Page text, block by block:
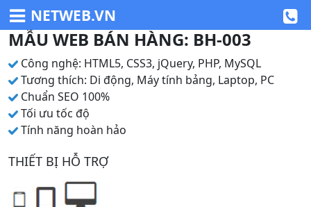
NETWEB.VN
MẪU WEB BÁN HÀNG: BH-003
Công nghệ: HTML5, CSS3, jQuery, PHP, MySQL
Tương thích: Di động, Máy tính bảng, Laptop, PC
Chuẩn SEO 100%
Tối ưu tốc độ
Tính năng hoàn hảo
THIẾT BỊ HỖ TRỢ